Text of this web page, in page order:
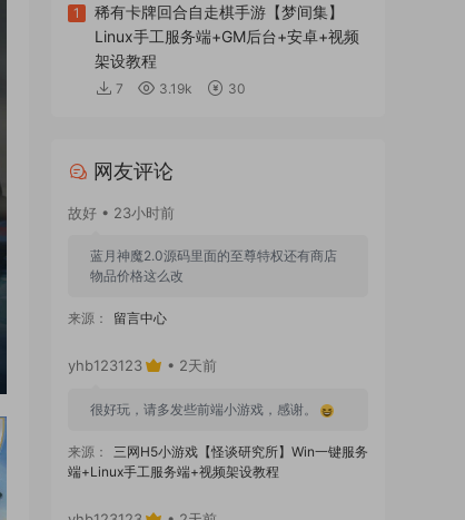
1
稀有卡牌回合自走棋手游【梦间集】
Linux手工服务端+GM后台+安卓+视频
架设教程
7 3.19k 30
网友评论
故好 • 23小时前
蓝月神魔2.0源码里面的至尊特权还有商店
物品价格这么改
来源： 留言中心
yhb123123 • 2天前
很好玩，请多发些前端小游戏，感谢。
来源：
三网H5小游戏【怪谈研究所】Win一键服务
端+Linux手工服务端+视频架设教程